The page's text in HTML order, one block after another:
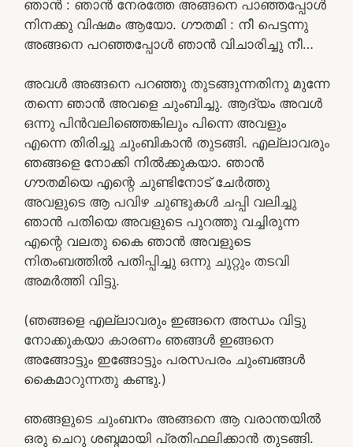
ഞാൻ : ഞാൻ നേരത്തേ അങ്ങനെ പാഞ്ഞപ്പോൾ
നിനക്കു വിഷമം ആയോ. ഗൗതമി : നീ പെട്ടന്നു
അങ്ങനെ പറഞ്ഞപ്പോൾ ഞാൻ വിചാരിച്ചു നീ…
അവൾ അങ്ങനെ പറഞ്ഞു തുടങ്ങുന്നതിനു മുന്നേ
തന്നെ ഞാൻ അവളെ ചുംബിച്ചു. ആദ്യം അവൾ
ഒന്നു പിൻവലിഞ്ഞെങ്കിലും പിന്നെ അവളും
എന്നെ തിരിച്ചു ചുംബികാൻ തുടങ്ങി. എല്ലാവരും
ഞങ്ങളെ നോക്കി നിൽക്കുകയാ. ഞാൻ
ഗൗതമിയെ എന്റെ ചുണ്ടിനോട് ചേർത്തു
അവളുടെ ആ പവിഴ ചുണ്ടുകൾ ചപ്പി വലിച്ചു
ഞാൻ പതിയെ അവളുടെ പുറത്തു വച്ചിരുന്ന
എന്റെ വലതു കൈ ഞാൻ അവളുടെ
നിതംബത്തിൽ പതിപ്പിച്ചു ഒന്നു ചുറ്റും തടവി
അമർത്തി വിട്ടു.
(ഞങ്ങളെ എല്ലാവരും ഇങ്ങനെ അന്ധം വിട്ടു
നോക്കുകയാ കാരണം ഞങ്ങൾ ഇങ്ങനെ
അങ്ങോട്ടും ഇങ്ങോട്ടും പരസപരം ചുംബങ്ങൾ
കൈമാറുന്നതു കണ്ടു.)
ഞങ്ങളുടെ ചുംബനം അങ്ങനെ ആ വരാന്തയിൽ
ഒരു ചെറു ശബ്ദമായി പ്രതിഫലിക്കാൻ തുടങ്ങി.